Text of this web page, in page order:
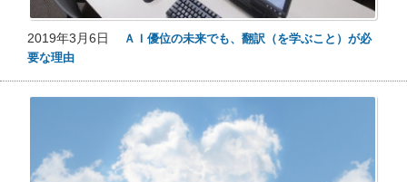
2019年3月6日
ＡＩ優位の未来でも、翻訳（を学ぶこと）が必
要な理由